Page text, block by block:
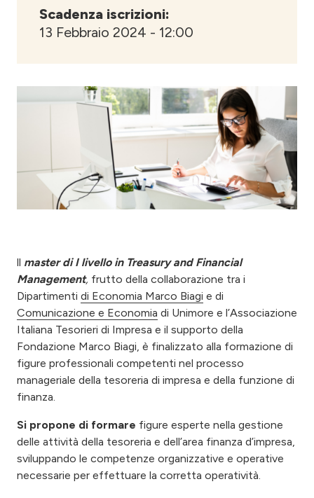
ll master di I livello in Treasury and Financial
Management, frutto della collaborazione tra i
Dipartimenti di Economia Marco Biagi e di
Comunicazione e Economia di Unimore e l’Associazione
Italiana Tesorieri di Impresa e il supporto della
Fondazione Marco Biagi, è finalizzato alla formazione di
figure professionali competenti nel processo
manageriale della tesoreria di impresa e della funzione di
finanza.
Si propone di formare figure esperte nella gestione
delle attività della tesoreria e dell’area finanza d’impresa,
sviluppando le competenze organizzative e operative
necessarie per effettuare la corretta operatività.
Scadenza iscrizioni:
13 Febbraio 2024 - 12:00